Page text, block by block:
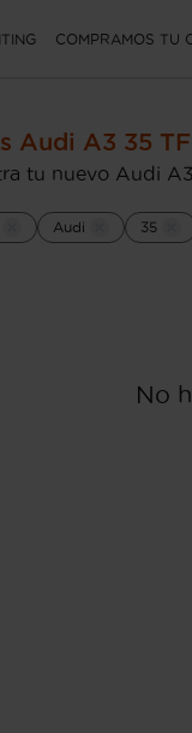
COMPRAMOS TU
Audi A3 35
tu nuevo Audi
Audi 35
No